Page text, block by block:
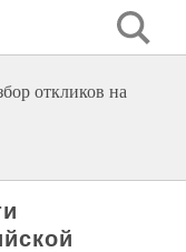
откликов на